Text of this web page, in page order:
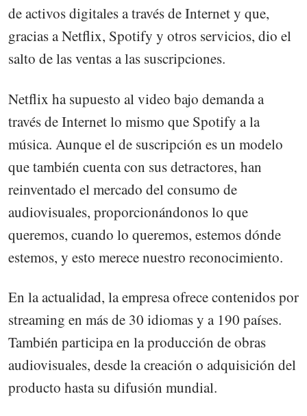
de activos digitales a través de Internet y que,
gracias a Netflix, Spotify y otros servicios, dio el
salto de las ventas a las suscripciones.
Netflix ha supuesto al video bajo demanda a
través de Internet lo mismo que Spotify a la
música. Aunque el de suscripción es un modelo
que también cuenta con sus detractores, han
reinventado el mercado del consumo de
audiovisuales, proporcionándonos lo que
queremos, cuando lo queremos, estemos dónde
estemos, y esto merece nuestro reconocimiento.
En la actualidad, la empresa ofrece contenidos por
streaming en más de 30 idiomas y a 190 países.
También participa en la producción de obras
audiovisuales, desde la creación o adquisición del
producto hasta su difusión mundial.